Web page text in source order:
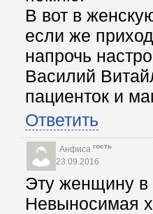
В вот в
если же
напрочь
Василий
пациенток и
Ответить
Анфиса гость
23.09.2016
Эту женщину в
Невыносимая